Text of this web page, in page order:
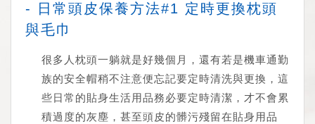
- 日常頭皮保養方法#1 定時更換枕頭
與毛巾
很多人枕頭一躺就是好幾個月，還有若是機車通勤
族的安全帽稍不注意便忘記要定時清洗與更換，這
些日常的貼身生活用品務必要定時清潔，才不會累
積過度的灰塵，甚至頭皮的髒污殘留在貼身用品